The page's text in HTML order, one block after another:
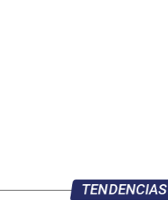
TENDENCIAS